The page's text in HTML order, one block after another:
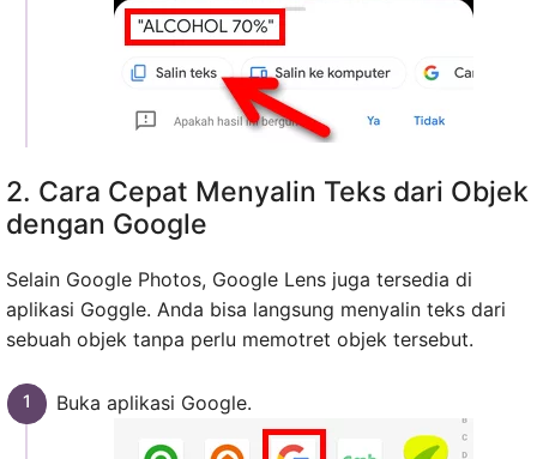
2. Cara Cepat Menyalin Teks dari Objek
dengan Google
Selain Google Photos, Google Lens juga tersedia di
aplikasi Goggle. Anda bisa langsung menyalin teks dari
sebuah objek tanpa perlu memotret objek tersebut.
Buka aplikasi Google.